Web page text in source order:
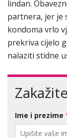
lindan.
partnera, jer je
kondoma vrlo
prekriva cijelo
nalaziti stidne
Ime i prezime